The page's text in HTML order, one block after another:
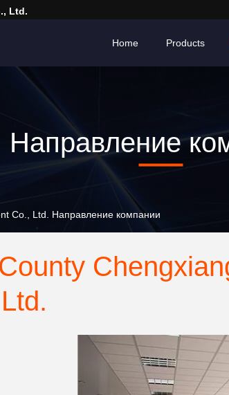
Ltd.
Home Products
Направление
Co., Ltd. Направление компании